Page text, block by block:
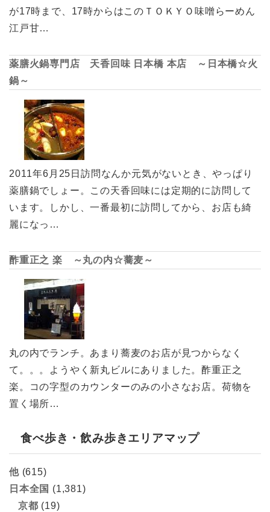
が17時まで、17時からはこのＴＯＫＹＯ味噌らーめん
江戸甘…
薬膳火鍋専門店 天香回味 日本橋 本店 ～日本橋☆火
鍋～
2011年6月25日訪問なんか元気がないとき、やっぱり
薬膳鍋でしょー。この天香回味には定期的に訪問して
います。しかし、一番最初に訪問してから、お店も綺
麗になっ…
酢重正之 楽 ～丸の内☆蕎麦～
丸の内でランチ。あまり蕎麦のお店が見つからなく
て。。。ようやく新丸ビルにありました。酢重正之
楽。コの字型のカウンターのみの小さなお店。荷物を
置く場所…
食べ歩き・飲み歩きエリアマップ
他(615)
日本全国 (1,381)
京都 (19)